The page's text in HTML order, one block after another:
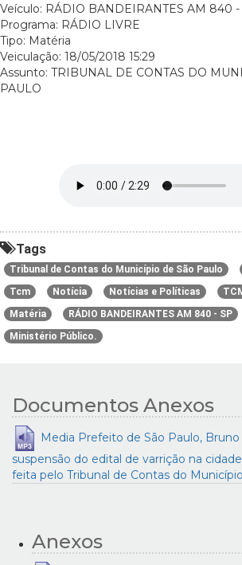
Veículo: RÁDIO BANDEIRANTES AM 840 -
Programa: RÁDIO LIVRE
Tipo: Matéria
Veiculação: 18/05/2018 15:29
Assunto: TRIBUNAL DE CONTAS DO
PAULO
Tags
Tribunal de Contas do Município de São Paulo
Tcm
Notícia Notícias e Políticas
Matéria
RÁDIO BANDEIRANTES AM 840 - SP
Ministério Público.
Documentos Anexos
Media Prefeito de São Paulo, Bruno
suspensão do edital de varrição na
feita pelo Tribunal de Contas do Município
Anexos